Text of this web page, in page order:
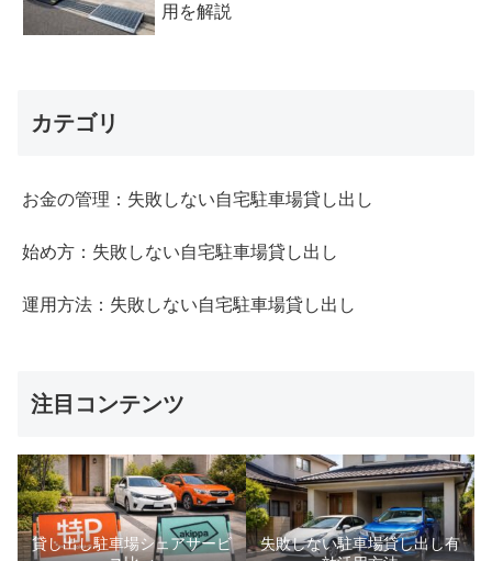
用を解説
カテゴリ
お金の管理：失敗しない自宅駐車場貸し出し
始め方：失敗しない自宅駐車場貸し出し
運用方法：失敗しない自宅駐車場貸し出し
注目コンテンツ
貸し出し駐車場シェアサービ
失敗しない駐車場貸し出し有